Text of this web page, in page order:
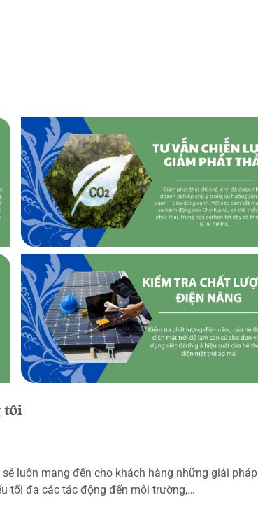
tôi
luôn mang đến cho khách hàng những giải pháp
tối đa các tác động đến môi trường,…